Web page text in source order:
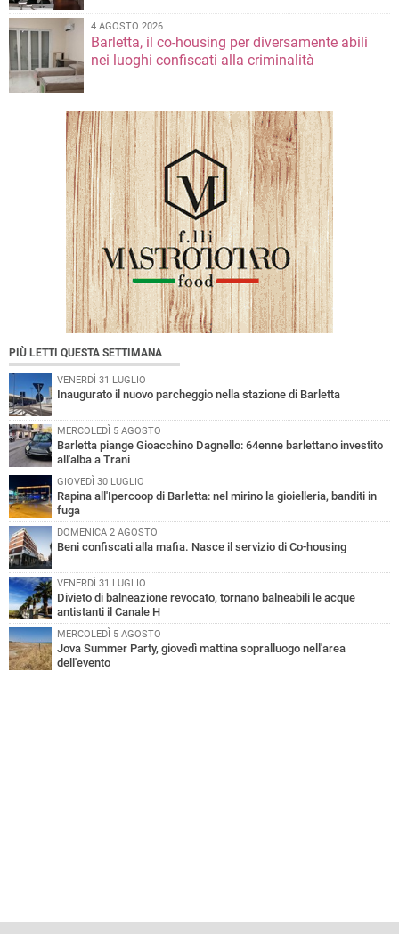
4 AGOSTO 2026
Barletta, il co-housing per diversamente abili
nei luoghi confiscati alla criminalità
PIÙ LETTI QUESTA SETTIMANA
VENERDÌ 31 LUGLIO
Inaugurato il nuovo parcheggio nella stazione di Barletta
MERCOLEDÌ 5 AGOSTO
Barletta piange Gioacchino Dagnello: 64enne barlettano investito
all'alba a Trani
GIOVEDÌ 30 LUGLIO
Rapina all'Ipercoop di Barletta: nel mirino la gioielleria, banditi in
fuga
DOMENICA 2 AGOSTO
Beni confiscati alla mafia. Nasce il servizio di Co-housing
VENERDÌ 31 LUGLIO
Divieto di balneazione revocato, tornano balneabili le acque
antistanti il Canale H
MERCOLEDÌ 5 AGOSTO
Jova Summer Party, giovedì mattina sopralluogo nell'area
dell'evento